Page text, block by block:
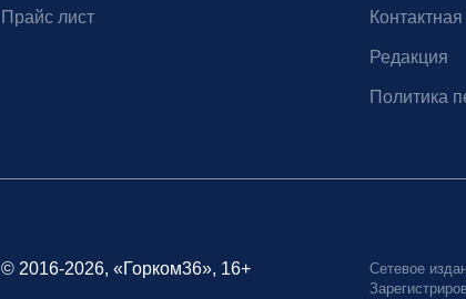
Прайс лист
Редакция
Политика
© 2016-2026, «Горком36», 16+
Сетевое